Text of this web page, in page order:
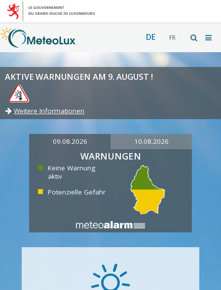
DE FR
AKTIVE WARNUNGEN AM 9. AUGUST !
Weitere Informationen
09.08.2026 10.08.2026
WARNUNGEN
Keine Warnung
aktiv
Potenzielle Gefahr